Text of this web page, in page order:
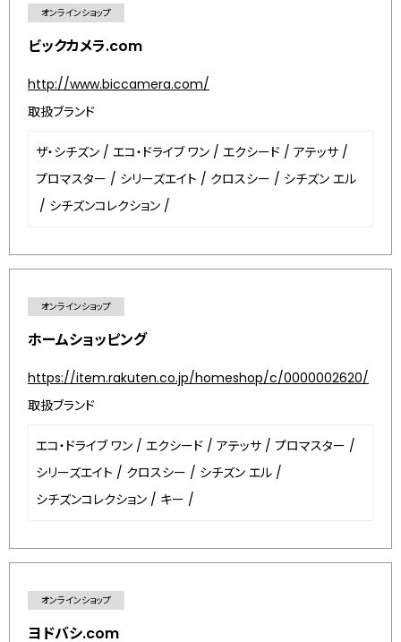
オンラインショップ
ビックカメラ.com
http://www.biccamera.com/
取扱ブランド
ザ・シチズン / エコ・ドライブ ワン / エクシード / アテッサ /
プロマスター / シリーズエイト / クロスシー / シチズン エル
/ シチズンコレクション /
オンラインショップ
ホームショッピング
https://item.rakuten.co.jp/homeshop/c/0000002620/
取扱ブランド
エコ・ドライブ ワン / エクシード / アテッサ / プロマスター /
シリーズエイト / クロスシー / シチズン エル /
シチズンコレクション / キー /
オンラインショップ
ヨドバシ.com